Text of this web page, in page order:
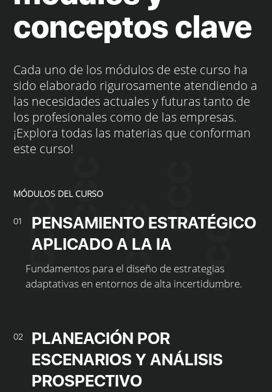
conceptos clave
Cada uno de los módulos de este curso ha
sido elaborado rigurosamente atendiendo a
las necesidades actuales y futuras tanto de
los profesionales como de las empresas.
¡Explora todas las materias que conforman
este curso!
MÓDULOS DEL CURSO
01
PENSAMIENTO ESTRATÉGICO
APLICADO A LA IA
Fundamentos para el diseño de estrategias
adaptativas en entornos de alta incertidumbre.
02
PLANEACIÓN POR
ESCENARIOS Y ANÁLISIS
PROSPECTIVO